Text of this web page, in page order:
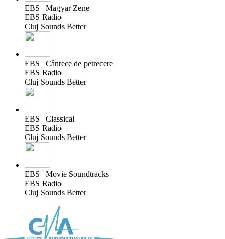
EBS | Magyar Zene
EBS Radio
Cluj Sounds Better
EBS | Cântece de petrecere
EBS Radio
Cluj Sounds Better
EBS | Classical
EBS Radio
Cluj Sounds Better
EBS | Movie Soundtracks
EBS Radio
Cluj Sounds Better